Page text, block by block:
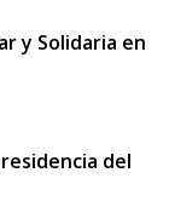
y Solidaria en
del